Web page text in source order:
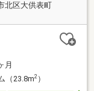
北区大供表町
月
（23.8m2）